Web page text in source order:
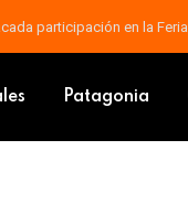
en el cine con “Yo,
Patagonia